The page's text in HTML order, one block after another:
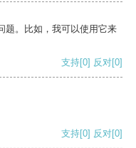
题。比如，我可以使用它来
支持[0] 反对[0]
支持[0] 反对[0]